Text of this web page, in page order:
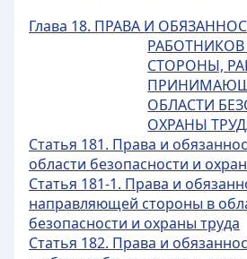
Глава 18. ПРАВА И
СТОРОНЫ,
ОБЛАСТИ
ОХРАНЫ
Статья 181. Права и
области безопасности и
Статья 181-1. Права и
направляющей стороны в
безопасности и охраны труда
Статья 182. Права и